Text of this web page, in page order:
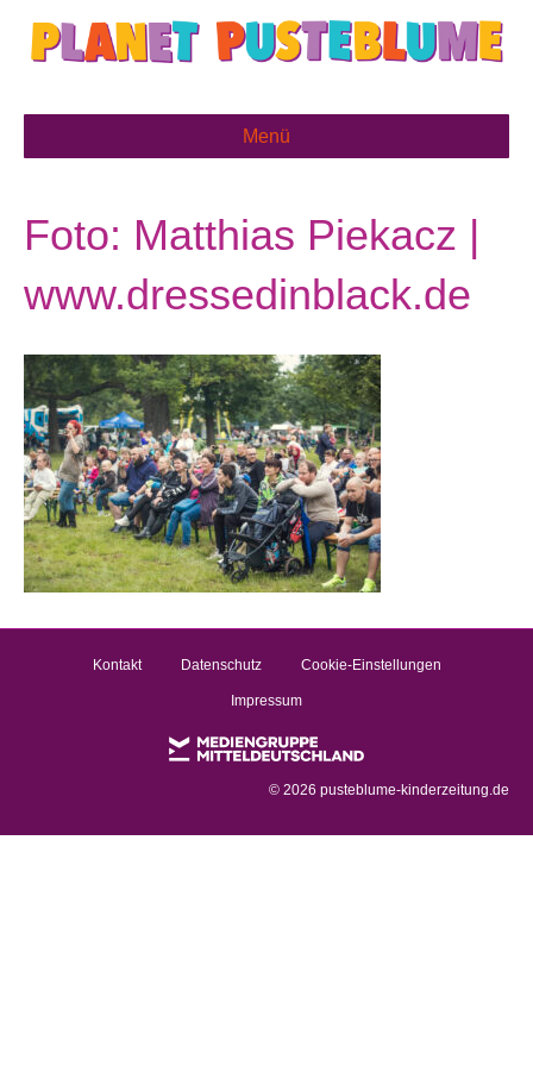
Menü
Foto: Matthias Piekacz |
www.dressedinblack.de
Kontakt Datenschutz Cookie-Einstellungen
Impressum
© 2026 pusteblume-kinderzeitung.de